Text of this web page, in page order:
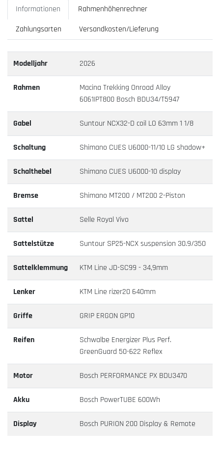
Informationen
Rahmenhöhenrechner
Zahlungsarten
Versandkosten/Lieferung
Modelljahr 2026
Rahmen
Macina Trekking Onroad Alloy
6061|PT800 Bosch BDU34/T5947
Gabel Suntour NCX32-D coil LO 63mm 1 1/8
Schaltung Shimano CUES U6000-11/10 LG shadow+
Schalthebel Shimano CUES U6000-10 display
Bremse Shimano MT200 / MT200 2-Piston
Sattel Selle Royal Vivo
Sattelstütze Suntour SP25-NCX suspension 30.9/350
Sattelklemmung KTM Line JD-SC99 - 34,9mm
Lenker KTM Line rizer20 640mm
Griffe GRIP ERGON GP10
Reifen
Schwalbe Energizer Plus Perf.
GreenGuard 50-622 Reflex
Motor Bosch PERFORMANCE PX BDU3470
Akku Bosch PowerTUBE 600Wh
Display Bosch PURION 200 Display & Remote